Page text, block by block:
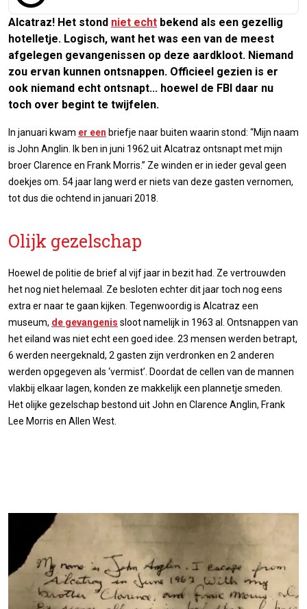
Alcatraz! Het stond niet echt bekend als een gezellig
hotelletje. Logisch, want het was een van de meest
afgelegen gevangenissen op deze aardkloot. Niemand
zou ervan kunnen ontsnappen. Officieel gezien is er
ook niemand echt ontsnapt... hoewel de FBI daar nu
toch over begint te twijfelen.
In januari kwam er een briefje naar buiten waarin stond: “Mijn naam
is John Anglin. Ik ben in juni 1962 uit Alcatraz ontsnapt met mijn
broer Clarence en Frank Morris.” Ze winden er in ieder geval geen
doekjes om. 54 jaar lang werd er niets van deze gasten vernomen,
tot dus die ochtend in januari 2018.
Olijk gezelschap
Hoewel de politie de brief al vijf jaar in bezit had. Ze vertrouwden
het nog niet helemaal. Ze besloten echter dit jaar toch nog eens
extra er naar te gaan kijken. Tegenwoordig is Alcatraz een
museum, de gevangenis sloot namelijk in 1963 al. Ontsnappen van
het eiland was niet echt een goed idee. 23 mensen werden betrapt,
6 werden neergeknald, 2 gasten zijn verdronken en 2 anderen
werden opgegeven als ‘vermist’. Doordat de cellen van de mannen
vlakbij elkaar lagen, konden ze makkelijk een plannetje smeden.
Het olijke gezelschap bestond uit John en Clarence Anglin, Frank
Lee Morris en Allen West.